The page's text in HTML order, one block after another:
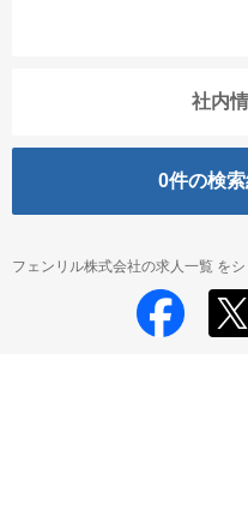
社内
0件の検
フェンリル株式会社の求人一覧 を